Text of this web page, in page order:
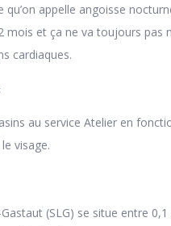
appelle angoisse
mois et ça ne va toujours pas
cardiaques.
au service Atelier en
visage.
(SLG) se situe entre